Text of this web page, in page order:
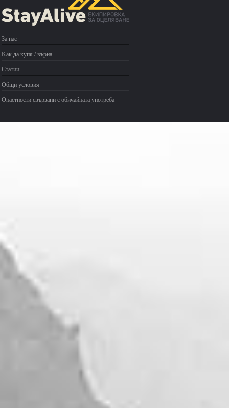
За нас
Kак да купя / върна
Статии
Общи условия
Опастности свързани с обичайната употреба